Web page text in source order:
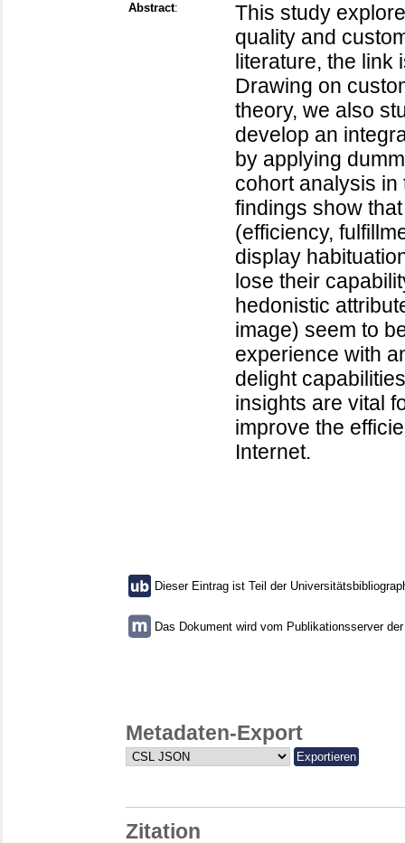
Abstract:
This study
quality and
literature, the link
Drawing on
theory, we also
develop an
by applying
cohort analysis
findings show
(efficiency,
display
lose their
hedonistic
image) seem to
experience with
delight
insights are vital
improve the
Internet.
Dieser Eintrag ist Teil der
Das Dokument wird vom Publikationsserver
Metadaten-Export
Zitation